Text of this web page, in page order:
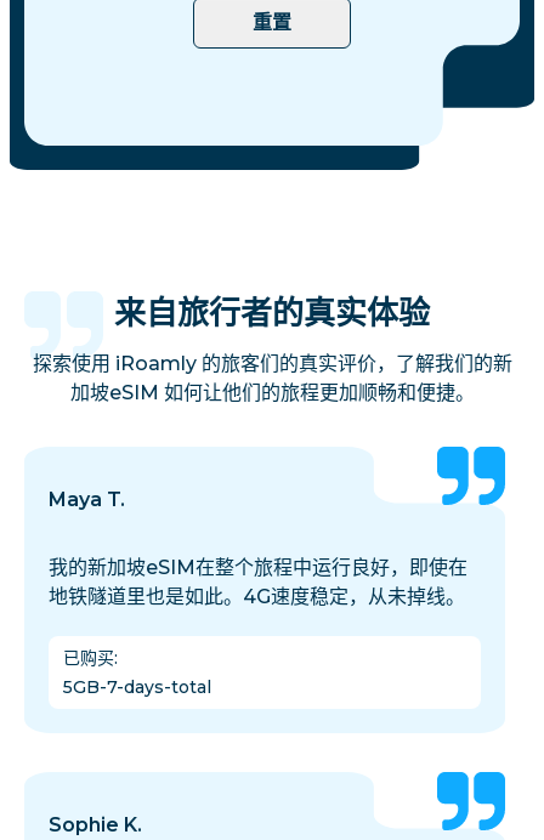
重置
来自旅行者的真实体验
探索使用 iRoamly 的旅客们的真实评价，了解我们的新
加坡eSIM 如何让他们的旅程更加顺畅和便捷。
Maya T.
我的新加坡eSIM在整个旅程中运行良好，即使在
地铁隧道里也是如此。4G速度稳定，从未掉线。
已购买:
5GB-7-days-total
Sophie K.